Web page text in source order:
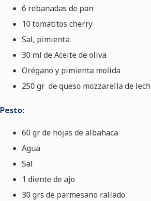
6 rebanadas de pan
10 tomatitos cherry
Sal, pimienta
30 ml de Aceite de oliva
Orégano y pimienta molida
250 gr de queso mozzarella de
Pesto:
60 gr de hojas de albahaca
Agua
Sal
1 diente de ajo
30 grs de parmesano rallado